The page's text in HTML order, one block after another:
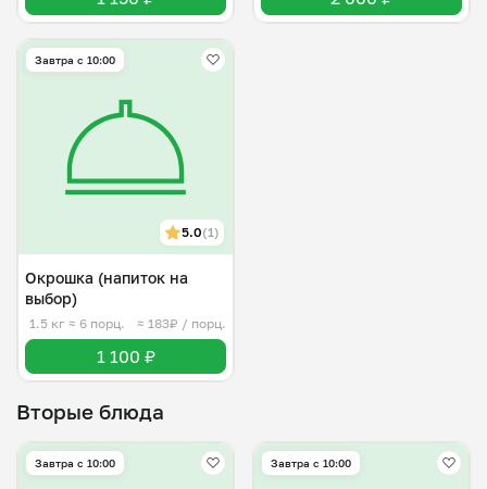
Завтра c 10:00
5.0(1)
Окрошка (напиток на
выбор)
1.5 кг ≈ 6 порц. ≈ 183₽ / порц.
1 100 ₽
Вторые блюда
Завтра c 10:00 Завтра c 10:00